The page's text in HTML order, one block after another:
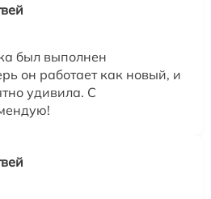
был выполнен
он работает как новый, и
удивила. С